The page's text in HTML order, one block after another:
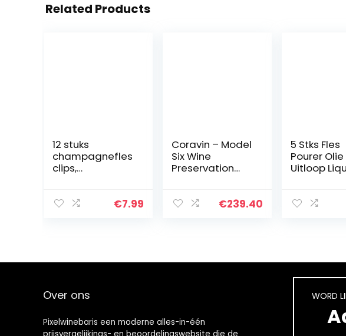
Related Products
12 stuks
champagnefles
clips,
champagne fles
€7.99
Coravin – Model
Six Wine
Preservation
Screw Caps and
€239.40
5 Stks Fles
Pourer Olie
Uitloop
Pourer Flip
Over ons
Pixelwinebaris een moderne alles-in-één
WORD